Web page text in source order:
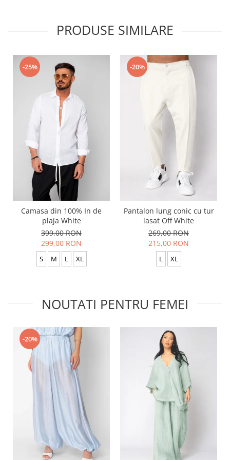
PRODUSE SIMILARE
-25%
Camasa din 100% In de
plaja White
399,00 RON
299,00 RON
S M L XL
-20%
Pantalon lung conic cu tur
lasat Off White
269,00 RON
215,00 RON
L XL
NOUTATI PENTRU FEMEI
-20%